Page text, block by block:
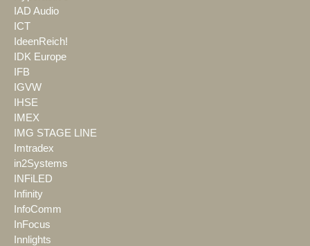
IAD Audio
ICT
IdeenReich!
IDK Europe
IFB
IGVW
IHSE
IMEX
IMG STAGE LINE
Imtradex
in2Systems
INFiLED
Infinity
InfoComm
InFocus
Innlights